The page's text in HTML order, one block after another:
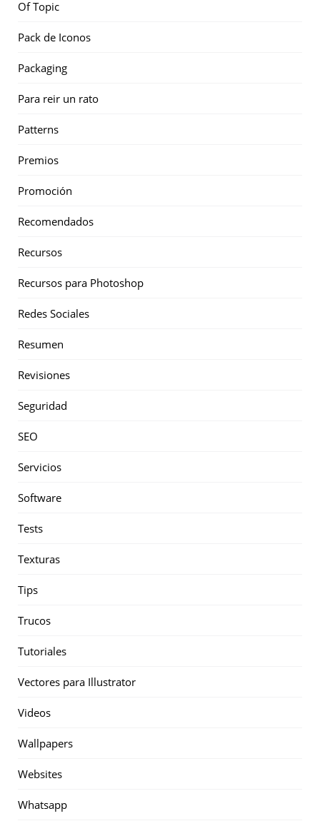
Of Topic
Pack de Iconos
Packaging
Para reir un rato
Patterns
Premios
Promoción
Recomendados
Recursos
Recursos para Photoshop
Redes Sociales
Resumen
Revisiones
Seguridad
SEO
Servicios
Software
Tests
Texturas
Tips
Trucos
Tutoriales
Vectores para Illustrator
Videos
Wallpapers
Websites
Whatsapp